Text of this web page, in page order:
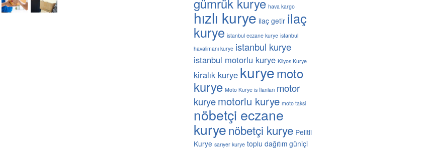
gümrük kurye hava kargo
hızlı kurye ilaç getir ilaç
kurye istanbul eczane kurye istanbul
havalimanı kurye istanbul kurye
istanbul motorlu kurye Kilyos Kurye
kiralık kurye kuryemoto
kurye Moto Kurye is İlanları motor
kuryemotorlu kurye moto taksi
nöbetçi eczane
kuryenöbetçi kurye Pelitli
Kurye sarıyer kurye toplu dağıtım güniçi